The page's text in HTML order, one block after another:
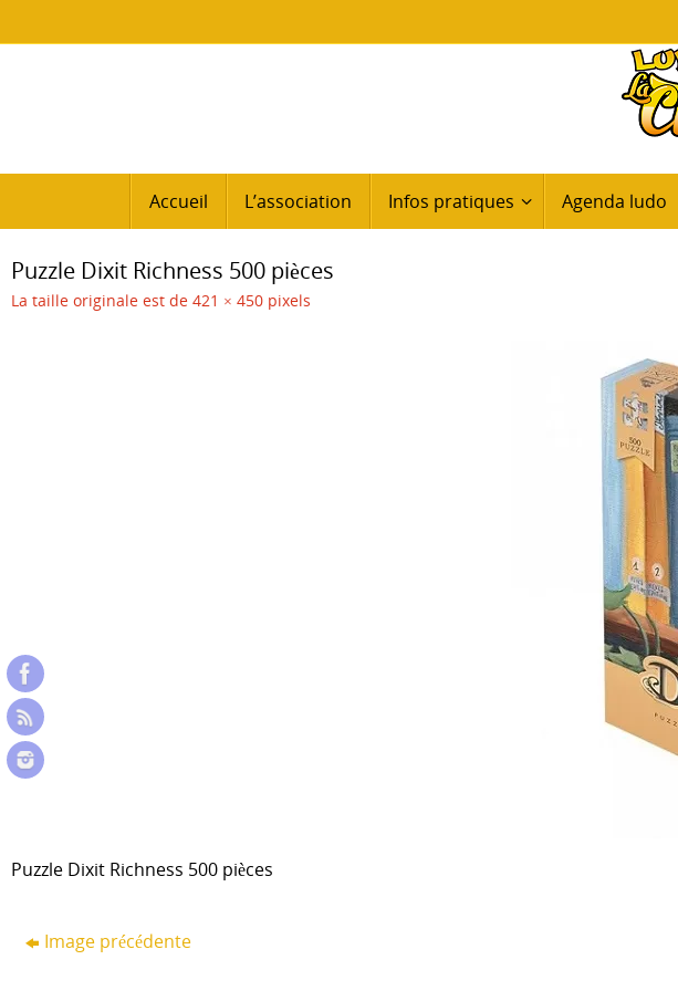
au
contenu
Accueil L’association Infos pratiques Agenda ludo
Puzzle Dixit Richness 500 pièces
La taille originale est de 421 × 450 pixels
Puzzle Dixit Richness 500 pièces
Image précédente